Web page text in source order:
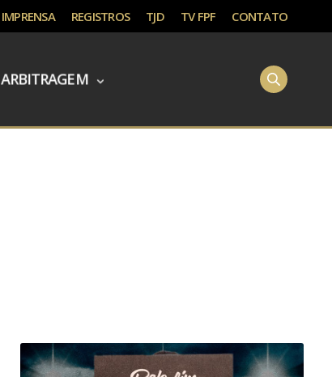
IMPRENSA REGISTROS TJD TV FPF CONTATO
ARBITRAGEM